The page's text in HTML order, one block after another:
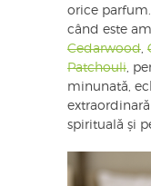
orice
când este
Cedarwood
Patchouli ,
minunată,
spirituală și